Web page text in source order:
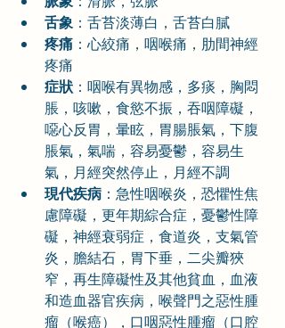
舌象 ：舌苔淡薄白，舌苔白膩
疼痛 ：心絞痛，咽喉痛，肋間神經
疼痛
症狀 ：咽喉有異物感，多痰，胸悶
脹，咳嗽，食慾不振，吞咽障礙，
噁心反胃，暈眩，胃腸脹氣，下腹
脹氣，氣喘，容易憂鬱，容易生
氣，月經突然停止，月經不調
現代疾病 ：急性咽喉炎，恐懼性焦
慮障礙，更年期綜合症，憂鬱性障
礙，神經衰弱症，食道炎，支氣管
炎，膽結石，胃下垂，二尖瓣狹
窄，再生障礙性及其他貧血，血液
和造血器官疾病，喉聲門之惡性腫
瘤（喉癌），口咽惡性腫瘤（口腔